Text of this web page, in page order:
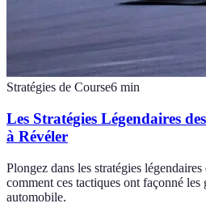
Stratégies de Course6 min
Les Stratégies Légendaires
à Révéler
Plongez dans les stratégies
comment ces tactiques ont façonné les
automobile.